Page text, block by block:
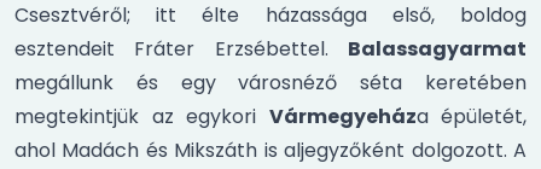
Csesztvéről; itt élte házassága első, boldog
esztendeit Fráter Erzsébettel. Balassagyarmat
megállunk és egy városnéző séta keretében
megtekintjük az egykori Vármegyeháza épületét,
ahol Madách és Mikszáth is aljegyzőként dolgozott. A